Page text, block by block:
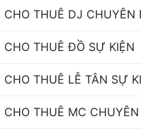
CHO THUÊ DJ CHUYÊN
CHO THUÊ ĐỒ SỰ KIỆN
CHO THUÊ LỄ TÂN SỰ
CHO THUÊ MC